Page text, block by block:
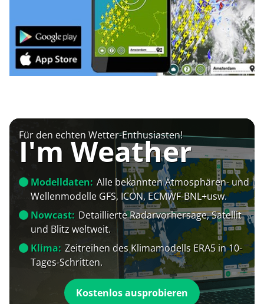
Für den echten Wetter-Enthusiasten!
I'm Weather
Modelldaten: Alle bekannten Atmosphären- und
Wellenmodelle GFS, ICON, ECMWF-BNL+usw.
Nowcast: Detaillierte Radarvorhersage, Satellit
und Blitz weltweit.
Klima: Zeitreihen des Klimamodells ERA5 in 10-
Tages-Schritten.
Kostenlos ausprobieren